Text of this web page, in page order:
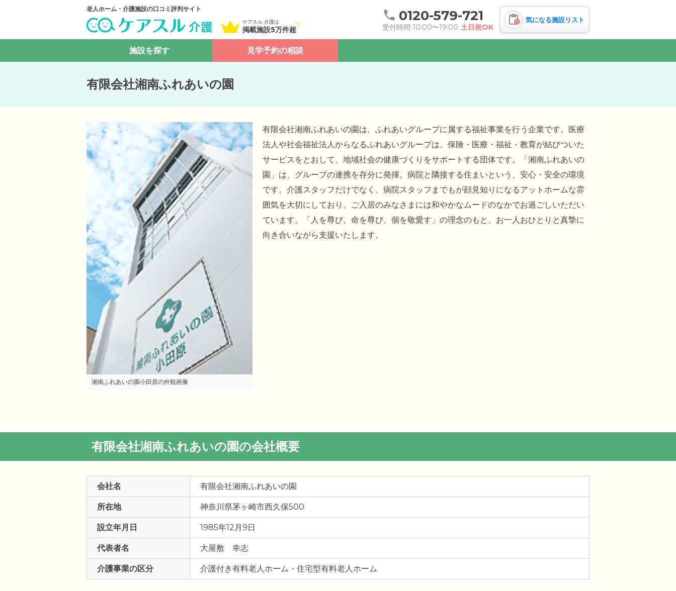
老人ホーム・介護施設の口コミ評判サイト
ケアスル 介護は
掲載施設5万件超
0120-579-721
受付時間 10:00〜19:00 土日祝OK
0 気になる施設リスト
施設を探す 見学予約の相談
有限会社湘南ふれあいの園
湘南ふれあいの園小田原の外観画像
有限会社湘南ふれあいの園は、ふれあいグループに属する福祉事業を行う企業です。医療
法人や社会福祉法人からなるふれあいグループは、保険・医療・福祉・教育が結びついた
サービスをとおして、地域社会の健康づくりをサポートする団体です。「湘南ふれあいの
園」は、グループの連携を存分に発揮。病院と隣接する住まいという、安心・安全の環境
です。介護スタッフだけでなく、病院スタッフまでもが顔見知りになるアットホームな雰
囲気を大切にしており、ご入居のみなさまには和やかなムードのなかでお過ごしいただい
ています。「人を尊び、命を尊び、個を敬愛す」の理念のもと、お一人おひとりと真摯に
向き合いながら支援いたします。
有限会社湘南ふれあいの園の会社概要
会社名 有限会社湘南ふれあいの園
所在地 神奈川県茅ヶ崎市西久保500
設立年月日 1985年12月9日
代表者名 大屋敷 幸志
介護事業の区分 介護付き有料老人ホーム・住宅型有料老人ホーム